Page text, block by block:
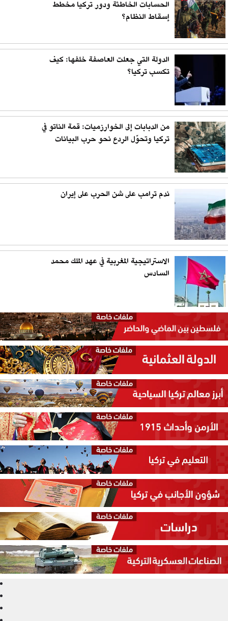
الحسابات الخاطئة ودور تركيا مخطط
إسقاط النظام؟
الدولة التي جعلت العاصفة خلفها: كيف
تكسب تركيا؟
من الدبابات إلى الخوارزميات: قمة الناتو في
تركيا وتحوّل الردع نحو حرب البيانات
ندم ترامب على شن الحرب على إيران
الاستراتيجية المغربية في عهد الملك محمد
السادس